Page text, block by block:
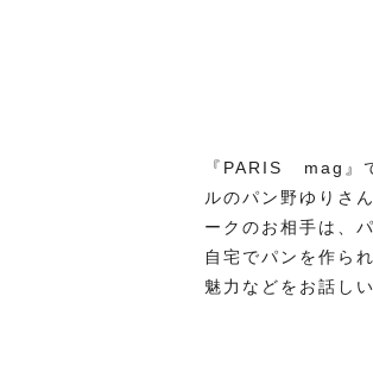
『PARIS mag』
ルのパン野ゆりさ
ークのお相⼿は、
⾃宅でパンを作ら
魅⼒などをお話し